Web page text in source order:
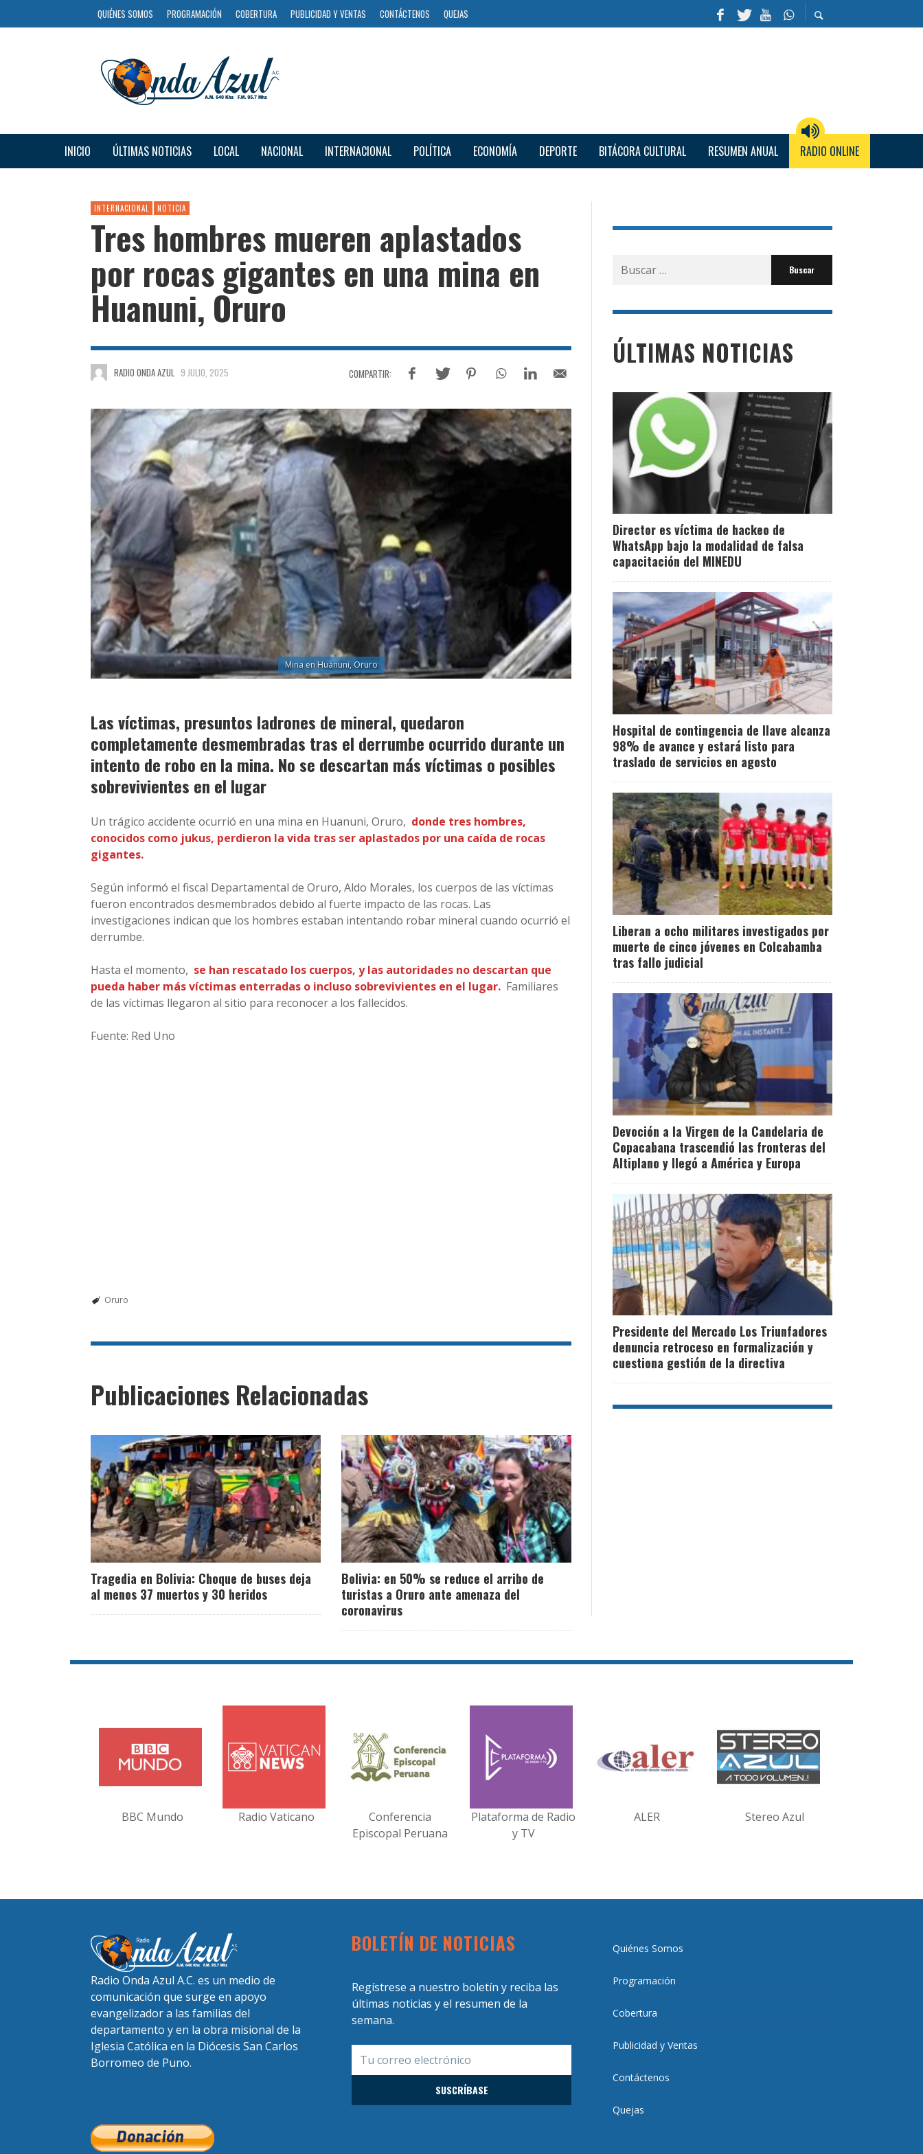
QUIÉNES SOMOS PROGRAMACIÓN COBERTURA PUBLICIDAD Y VENTAS CONTÁCTENOS QUEJAS
INICIO ÚLTIMAS NOTICIAS LOCAL NACIONAL INTERNACIONAL POLÍTICA ECONOMÍA DEPORTE BITÁCORA CULTURAL RESUMEN ANUAL RADIO ONLINE
INTERNACIONAL NOTICIA
Tres hombres mueren aplastados
por rocas gigantes en una mina en
Huanuni, Oruro
RADIO ONDA AZUL 9 JULIO, 2025
Mina en Huanuni, Oruro
Las víctimas, presuntos ladrones de mineral, quedaron
completamente desmembradas tras el derrumbe ocurrido durante un
intento de robo en la mina. No se descartan más víctimas o posibles
sobrevivientes en el lugar
Un trágico accidente ocurrió en una mina en Huanuni, Oruro, donde tres hombres,
conocidos como jukus, perdieron la vida tras ser aplastados por una caída de rocas
gigantes.
Según informó el fiscal Departamental de Oruro, Aldo Morales, los cuerpos de las víctimas
fueron encontrados desmembrados debido al fuerte impacto de las rocas. Las
investigaciones indican que los hombres estaban intentando robar mineral cuando ocurrió el
derrumbe.
Hasta el momento, se han rescatado los cuerpos, y las autoridades no descartan que
pueda haber más víctimas enterradas o incluso sobrevivientes en el lugar. Familiares
de las víctimas llegaron al sitio para reconocer a los fallecidos.
Fuente: Red Uno
Oruro
Publicaciones Relacionadas
Tragedia en Bolivia: Choque de buses deja
al menos 37 muertos y 30 heridos
Bolivia: en 50% se reduce el arribo de
turistas a Oruro ante amenaza del
coronavirus
Buscar
por:
ÚLTIMAS NOTICIAS
Director es víctima de hackeo de
WhatsApp bajo la modalidad de falsa
capacitación del MINEDU
Hospital de contingencia de Ilave alcanza
98% de avance y estará listo para
traslado de servicios en agosto
Liberan a ocho militares investigados por
muerte de cinco jóvenes en Colcabamba
tras fallo judicial
Devoción a la Virgen de la Candelaria de
Copacabana trascendió las fronteras del
Altiplano y llegó a América y Europa
Presidente del Mercado Los Triunfadores
denuncia retroceso en formalización y
cuestiona gestión de la directiva
BBC Mundo Radio Vaticano
Conferencia
Episcopal Peruana
Plataforma de Radio
y TV
ALER Stereo Azul
Radio Onda Azul A.C. es un medio de
comunicación que surge en apoyo
evangelizador a las familias del
departamento y en la obra misional de la
Iglesia Católica en la Diócesis San Carlos
Borromeo de Puno.
BOLETÍN DE NOTICIAS
Regístrese a nuestro boletín y reciba las
últimas noticias y el resumen de la
semana.
Quiénes Somos
Programación
Cobertura
Publicidad y Ventas
Contáctenos
Quejas